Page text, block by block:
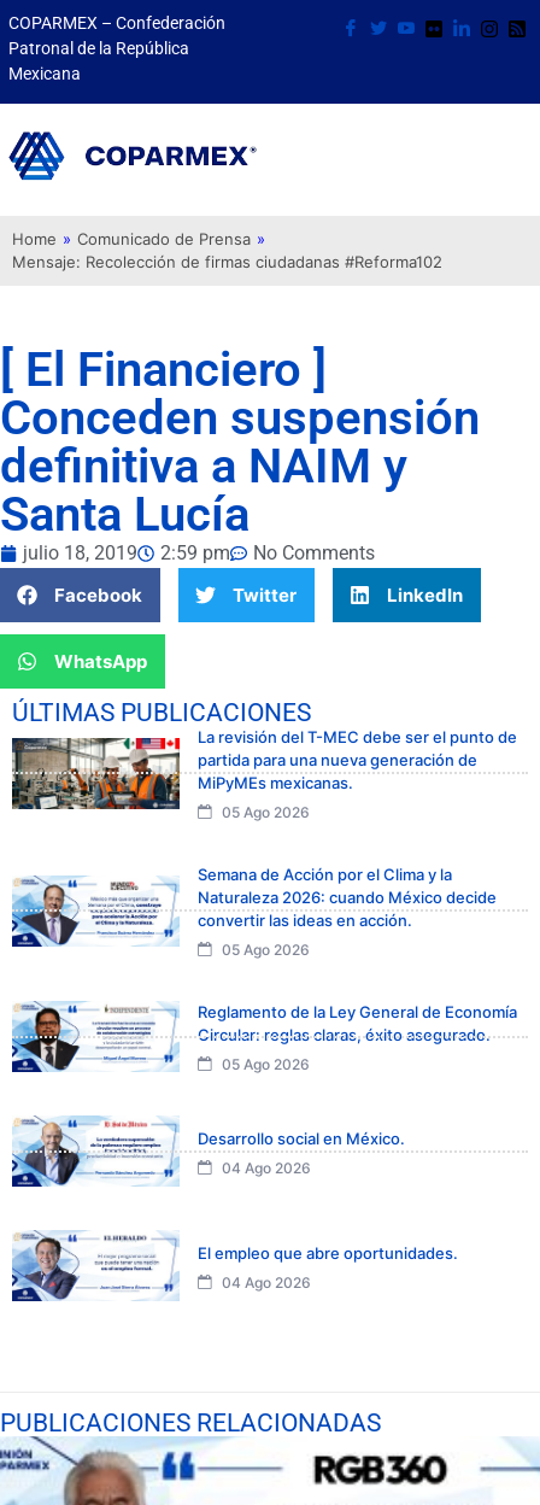
COPARMEX – Confederación
Patronal de la República
Mexicana
Home » Comunicado de Prensa »
Mensaje: Recolección de firmas ciudadanas #Reforma102
[ El Financiero ]
Conceden suspensión
definitiva a NAIM y
Santa Lucía
julio 18, 2019 2:59 pm
No Comments
Facebook
Twitter LinkedIn
WhatsApp
ÚLTIMAS PUBLICACIONES
La revisión del T-MEC debe ser el punto de
partida para una nueva generación de
MiPyMEs mexicanas.
05 Ago 2026
Semana de Acción por el Clima y la
Naturaleza 2026: cuando México decide
convertir las ideas en acción.
05 Ago 2026
Reglamento de la Ley General de Economía
Circular: reglas claras, éxito asegurado.
05 Ago 2026
Desarrollo social en México.
04 Ago 2026
El empleo que abre oportunidades.
04 Ago 2026
PUBLICACIONES RELACIONADAS